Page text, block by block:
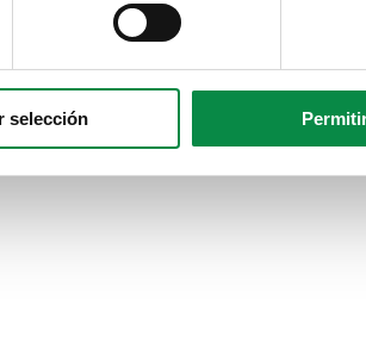
selección